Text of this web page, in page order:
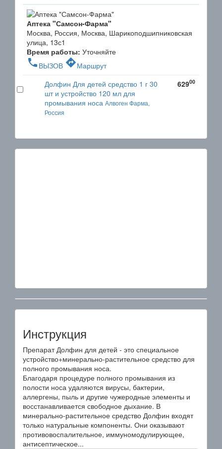
Аптека "Самсон-Фарма"
Москва, Россия, Москва, Шарикоподшипниковская
улица, 13с1
Время работы: Уточняйте
phone ВЫЗОВ directionsМаршрут
Долфин Для детей средство 1 г 30
шт и устройство 120 мл для
промывания носа Алвоген Фарма,
Россия
62900
Инструкция
Препарат Долфин для детей - это специальное
устройство+минерально-растительное средство для
полного промывания носа.
Благодаря процедуре полного промывания из
полости носа удаляются вирусы, бактерии,
аллергены, пыль и другие чужеродные элементы и
восстанавливается свободное дыхание. В
минерально-растительное средство Долфин входят
только натуральные компоненты. Они оказывают
противовоспалительное, иммуномодулирующее,
антисептическое...